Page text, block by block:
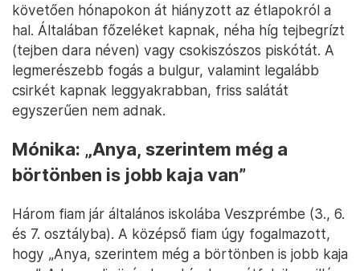
követően hónapokon át hiányzott az étlapokról a
hal. Általában főzeléket kapnak, néha híg tejbegrízt
(tejben dara néven) vagy csokiszószos piskótát. A
legmerészebb fogás a bulgur, valamint legalább
csirkét kapnak leggyakrabban, friss salátát
egyszerűen nem adnak.
Mónika: „Anya, szerintem még a
börtönben is jobb kaja van”
Három fiam jár általános iskolába Veszprémbe (3., 6.
és 7. osztályba). A középső fiam úgy fogalmazott,
hogy „Anya, szerintem még a börtönben is jobb kaja